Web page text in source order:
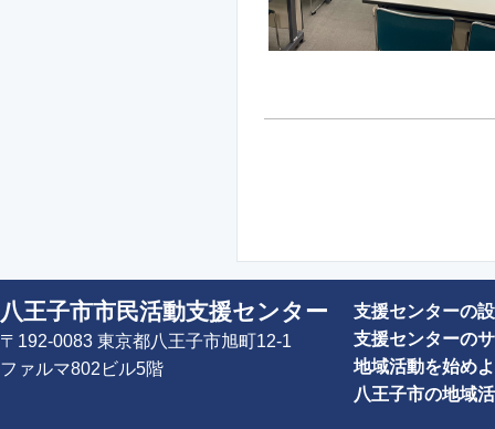
八王子市市民活動支援センター
〒192-0083 東京都八王子市旭町12-1
ファルマ802ビル5階
支援センターの
支援センターの
地域活動を始め
八王子市の地域